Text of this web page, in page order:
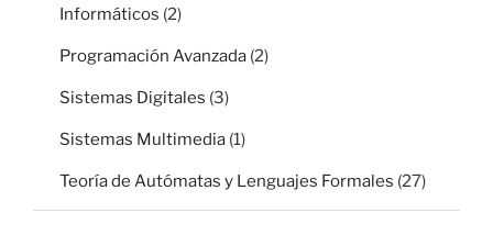
Informáticos (2)
Programación Avanzada (2)
Sistemas Digitales (3)
Sistemas Multimedia (1)
Teoría de Autómatas y Lenguajes Formales (27)